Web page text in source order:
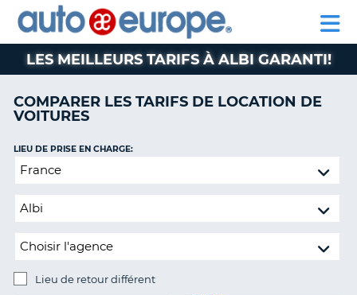
LOCATION
DE
VOITURES
CAMPING-
CAR
PARTENAIRE
SUPPORT
CLIENT
AUTO
EUROPE
LOCATION
DE
VOITURES
CAMPING-
PARTENAIRE
SUPPORT
COMPTE
MA
LES MEILLEURS TARIFS À ALBI GARANTI!
COMPARER LES TARIFS DE LOCATION DE
VOITURES
Lieu
retour
LIEU DE PRISE EN CHARGE:
Lieu de retour différent